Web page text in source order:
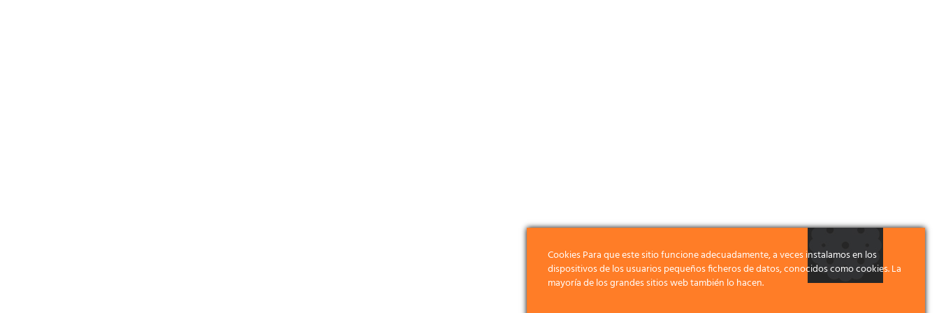
Cookies Para que este sitio funcione adecuadamente, a veces instalamos en los
dispositivos de los usuarios pequeños ficheros de datos, conocidos como cookies. La
mayoría de los grandes sitios web también lo hacen.